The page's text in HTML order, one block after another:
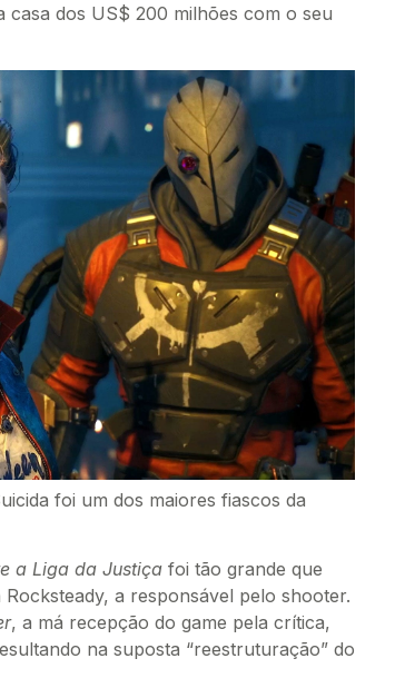
casa dos US$ 200 milhões com o seu
foi um dos maiores fiascos da
a Liga da Justiça foi tão grande que
a responsável pelo shooter.
, a má recepção do game pela crítica,
na suposta “reestruturação” do